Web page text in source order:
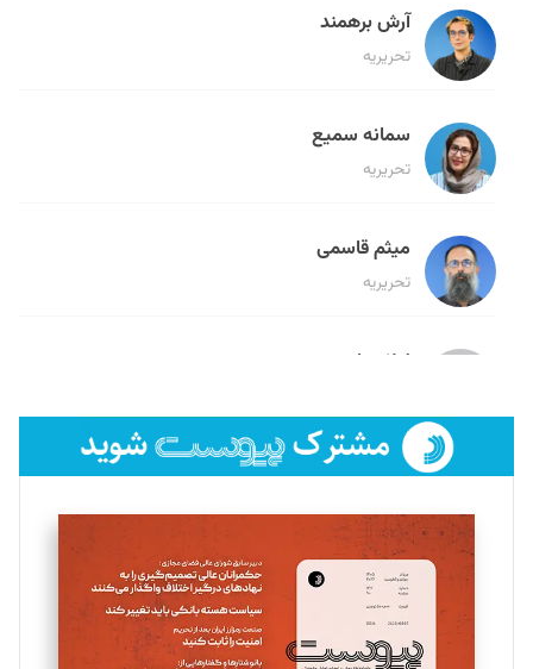
آرش برهمند
تحریریه
سمانه سمیع
تحریریه
میثم قاسمی
تحریریه
لیلا حنارود
فائزه فتحی رستمی
تحریریه
سروش کرمیان
تحریریه